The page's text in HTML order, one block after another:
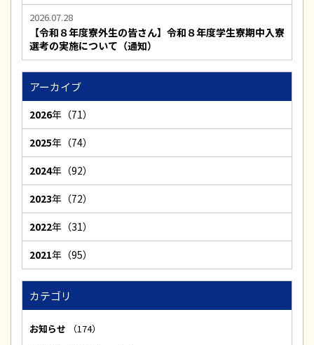
2026.07.28
【令和８年度寮外生の皆さん】令和８年度学生寮期中入寮
選考の実施について（通知）
アーカイブ
2026年（71）
2025年（74）
2024年（92）
2023年（72）
2022年（31）
2021年（95）
カテゴリ
お知らせ
（174）